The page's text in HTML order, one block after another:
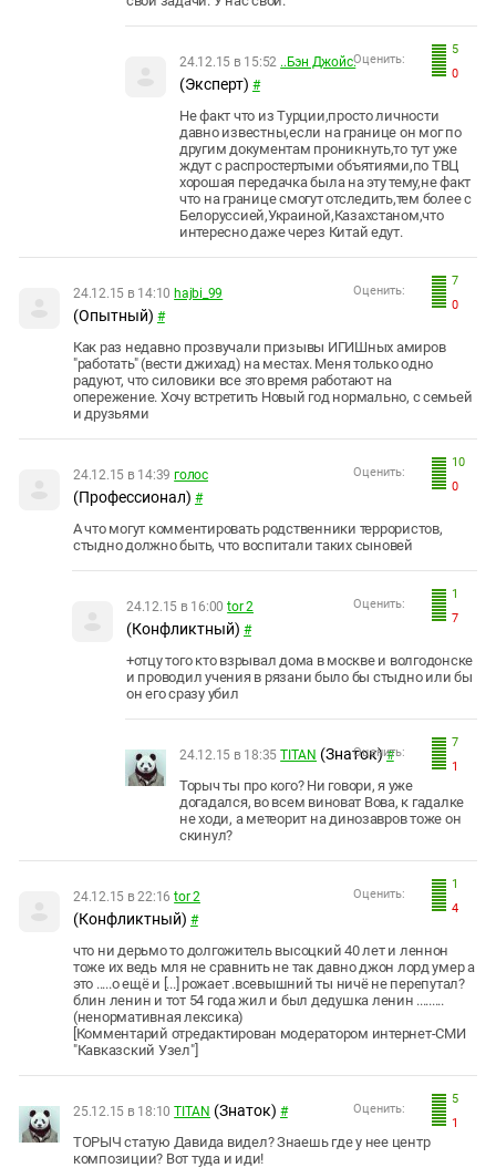
5
0
Оценить:
24.12.15 в 15:52 ..Бэн Джойс.
(Эксперт) #
Не факт что из Турции,просто личности
давно известны,если на границе он мог по
другим документам проникнуть,то тут уже
ждут с распростертыми объятиями,по ТВЦ
хорошая передачка была на эту тему,не факт
что на границе смогут отследить,тем более с
Белоруссией,Украиной,Казахстаном,что
интересно даже через Китай едут.
7
0
Оценить:
24.12.15 в 14:10 hajbi_99
(Опытный) #
Как раз недавно прозвучали призывы ИГИШных амиров
"работать" (вести джихад) на местах. Меня только одно
радуют, что силовики все это время работают на
опережение. Хочу встретить Новый год нормально, с семьей
и друзьями
10
0
Оценить:
24.12.15 в 14:39 голос
(Профессионал) #
А что могут комментировать родственники террористов,
стыдно должно быть, что воспитали таких сыновей
1
7
Оценить:
24.12.15 в 16:00 tor 2
(Конфликтный) #
+отцу того кто взрывал дома в москве и волгодонске
и проводил учения в рязани было бы стыдно или бы
он его сразу убил
7
1
Оценить:
24.12.15 в 18:35 TITAN (Знаток) #
Торыч ты про кого? Ни говори, я уже
догадался, во всем виноват Вова, к гадалке
не ходи, а метеорит на динозавров тоже он
скинул?
1
4
Оценить:
24.12.15 в 22:16 tor 2
(Конфликтный) #
что ни дерьмо то долгожитель высоцкий 40 лет и леннон
тоже их ведь мля не сравнить не так давно джон лорд умер а
это .....о ещё и [...] рожает .всевышний ты ничё не перепутал?
блин ленин и тот 54 года жил и был дедушка ленин .........
(ненормативная лексика)
[Комментарий отредактирован модератором интернет-СМИ
"Кавказский Узел"]
5
1
Оценить:
25.12.15 в 18:10 TITAN (Знаток) #
ТОРЫЧстатую Давида видел? Знаешь где у нее центр
композиции? Вот туда и иди!